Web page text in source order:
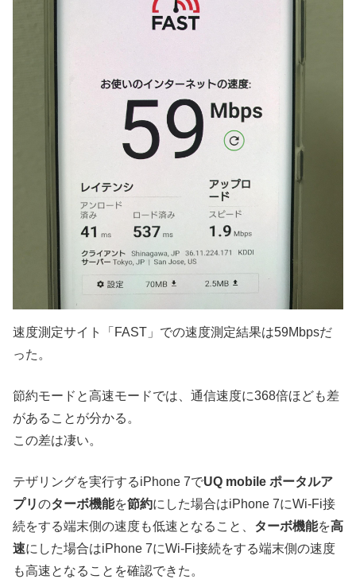
速度測定サイト「FAST」での速度測定結果は59Mbpsだ
った。
節約モードと高速モードでは、通信速度に368倍ほども差
があることが分かる。
この差は凄い。
テザリングを実行するiPhone 7でUQ mobile ポータルア
プリのターボ機能を節約にした場合はiPhone 7にWi-Fi接
続をする端末側の速度も低速となること、 ターボ機能を高
速にした場合はiPhone 7にWi-Fi接続をする端末側の速度
も高速となることを確認できた。